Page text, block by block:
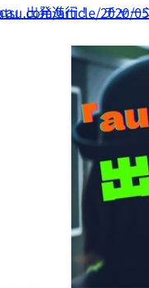
article/2020/
」出発進行！ チャ